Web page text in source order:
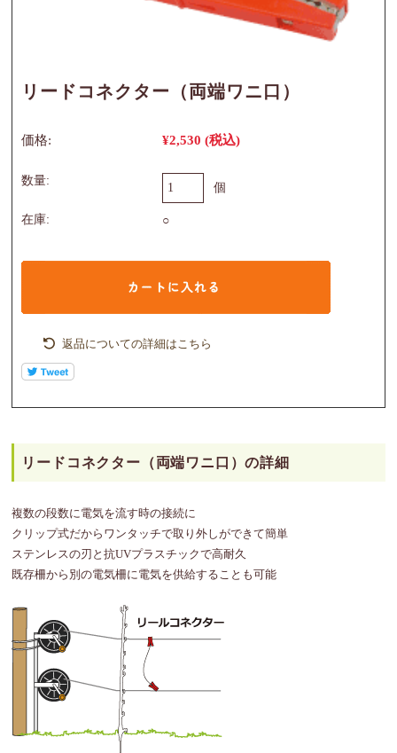
リードコネクター（両端ワニ口）
価格: ¥2,530 (税込)
数量:
個
在庫: ○
返品についての詳細はこちら
リードコネクター（両端ワニ口）の詳細
複数の段数に電気を流す時の接続に
クリップ式だからワンタッチで取り外しができて簡単
ステンレスの刃と抗UVプラスチックで高耐久
既存柵から別の電気柵に電気を供給することも可能